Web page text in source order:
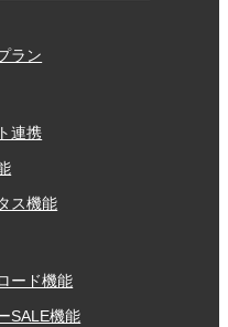
ラン
連携
ス機能
ード機能
SALE機能